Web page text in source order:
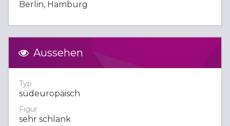
Berlin, Hamburg
Aussehen
Typ
südeuropäisch
Figur
sehr schlank